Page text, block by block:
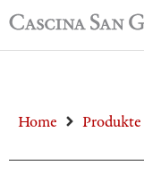
Home Produkte